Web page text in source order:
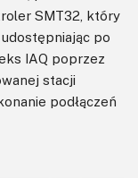
SMT32, który
po
IAQ poprzez
stacji
podłączeń